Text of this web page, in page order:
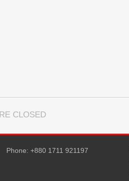
CLOSED
Phone: +880 1711 921197